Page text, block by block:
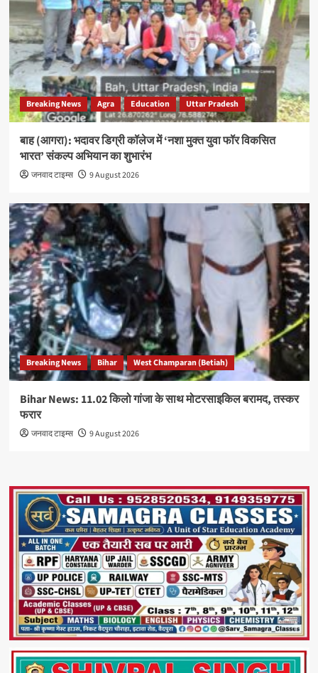
Breaking News Agra Education Uttar Pradesh
बाह (आगरा): भदावर डिग्री कॉलेज में ‘नशा मुक्त युवा फॉर विकसित
भारत’ संकल्प अभियान का शुभारंभ
जनवाद टाइम्स 9 August 2026
Breaking News Bihar West Champaran (Betiah)
Bihar News: 11.02 किलो गांजा के साथ मोटरसाइकिल बरामद, तस्कर
फरार
जनवाद टाइम्स 9 August 2026